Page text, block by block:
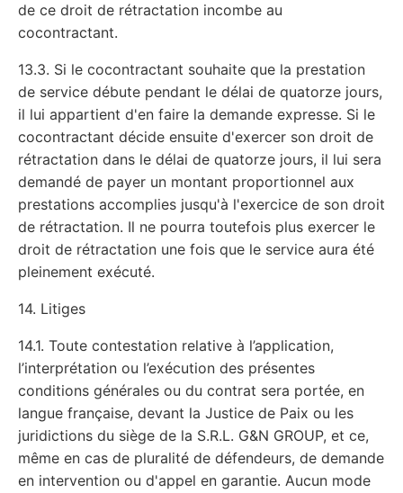
de ce droit de rétractation incombe au
cocontractant.
13.3. Si le cocontractant souhaite que la prestation
de service débute pendant le délai de quatorze jours,
il lui appartient d'en faire la demande expresse. Si le
cocontractant décide ensuite d'exercer son droit de
rétractation dans le délai de quatorze jours, il lui sera
demandé de payer un montant proportionnel aux
prestations accomplies jusqu'à l'exercice de son droit
de rétractation. Il ne pourra toutefois plus exercer le
droit de rétractation une fois que le service aura été
pleinement exécuté.
14. Litiges
14.1. Toute contestation relative à l’application,
l’interprétation ou l’exécution des présentes
conditions générales ou du contrat sera portée, en
langue française, devant la Justice de Paix ou les
juridictions du siège de la S.R.L. G&N GROUP, et ce,
même en cas de pluralité de défendeurs, de demande
en intervention ou d'appel en garantie. Aucun mode